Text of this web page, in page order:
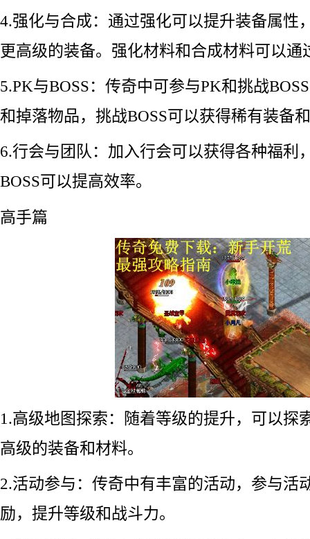
4.强化与合成：通过强化可以提升装备属性
更高级的装备。强化材料和合成材料可以通
5.PK与BOSS：传奇中可参与PK和挑战
和掉落物品，挑战BOSS可以获得稀有装备
6.行会与团队：加入行会可以获得各种福利
BOSS可以提高效率。
高手篇
1.高级地图探索：随着等级的提升，可以探
高级的装备和材料。
2.活动参与：传奇中有丰富的活动，参与活
励，提升等级和战斗力。